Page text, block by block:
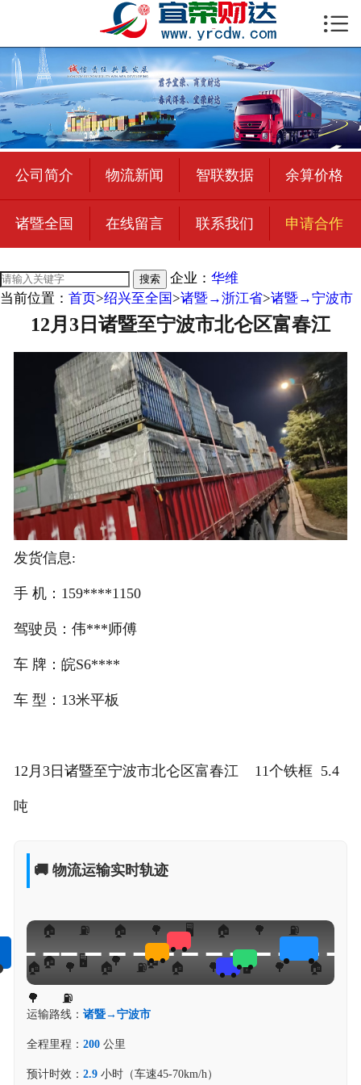
 首页
公司简介
物流新闻
绍兴至全国
合作加盟
宜荣智联
在线留言
联系我们
/
登录
在线礼佛
在线许愿

公司简介 物流新闻 智联数据 余算价格
诸暨全国 在线留言 联系我们 申请合作
搜索 企业： 华维
当前位置： 首页>绍兴至全国>诸暨→浙江省>诸暨→宁波市
12月3日诸暨至宁波市北仑区富春江
发货信息:
手 机：159****1150
驾驶员：伟***师傅
车 牌：皖S6****
车 型：13米平板
12月3日诸暨至宁波市北仑区富春江 11个铁框 5.4
吨
🚚 物流运输实时轨迹
运输路线： 诸暨→宁波市
全程里程： 200公里
预计时效： 2.9小时（车速45-70km/h）